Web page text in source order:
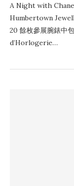
A Night with
Humbertown
20 餘枚參展腕錶中
d’Horlogerie…